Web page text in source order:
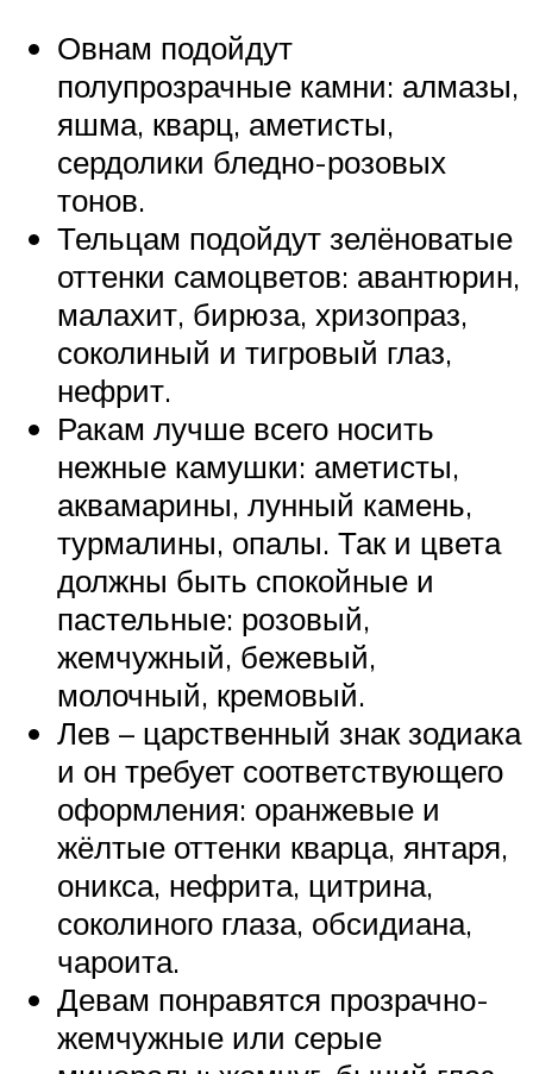
Овнам подойдут
полупрозрачные камни: алмазы,
яшма, кварц, аметисты,
сердолики бледно-розовых
тонов.
Тельцам подойдут зелёноватые
оттенки самоцветов: авантюрин,
малахит, бирюза, хризопраз,
соколиный и тигровый глаз,
нефрит.
Ракам лучше всего носить
нежные камушки: аметисты,
аквамарины, лунный камень,
турмалины, опалы. Так и цвета
должны быть спокойные и
пастельные: розовый,
жемчужный, бежевый,
молочный, кремовый.
Лев – царственный знак зодиака
и он требует соответствующего
оформления: оранжевые и
жёлтые оттенки кварца, янтаря,
оникса, нефрита, цитрина,
соколиного глаза, обсидиана,
чароита.
Девам понравятся прозрачно-
жемчужные или серые